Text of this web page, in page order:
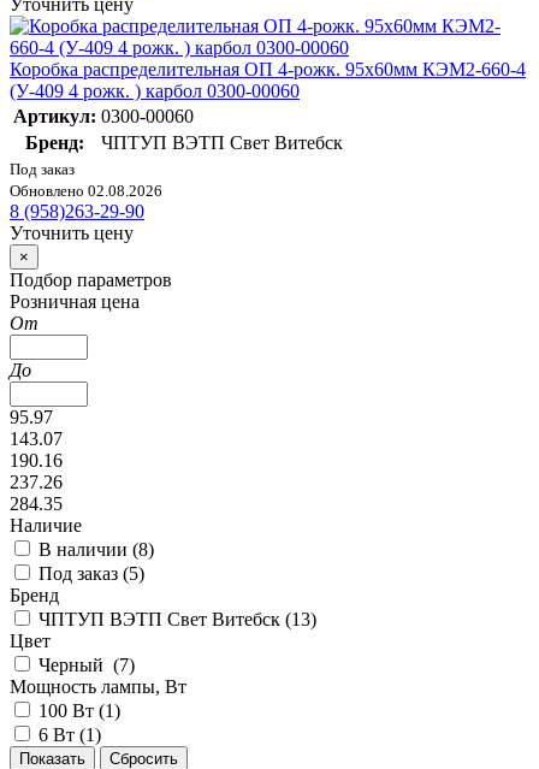
Коробка распределительная ОП 4-рожк. 95х60мм КЭМ2-660-4
(У-409 4 рожк. ) карбол 0300-00060
Артикул: 0300-00060
Бренд:
ЧПТУП ВЭТП Свет Витебск
Под заказ
Обновлено 02.08.2026
8 (958)263-29-90
Уточнить цену
×
Подбор параметров
Розничная цена
От
До
95.97
143.07
190.16
237.26
284.35
Наличие
В наличии (8)
Под заказ (5)
Бренд
ЧПТУП ВЭТП Свет Витебск (13)
Цвет
Черный (7)
Мощность лампы, Вт
100 Вт (1)
6 Вт (1)